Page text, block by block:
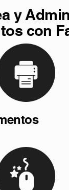
y
con